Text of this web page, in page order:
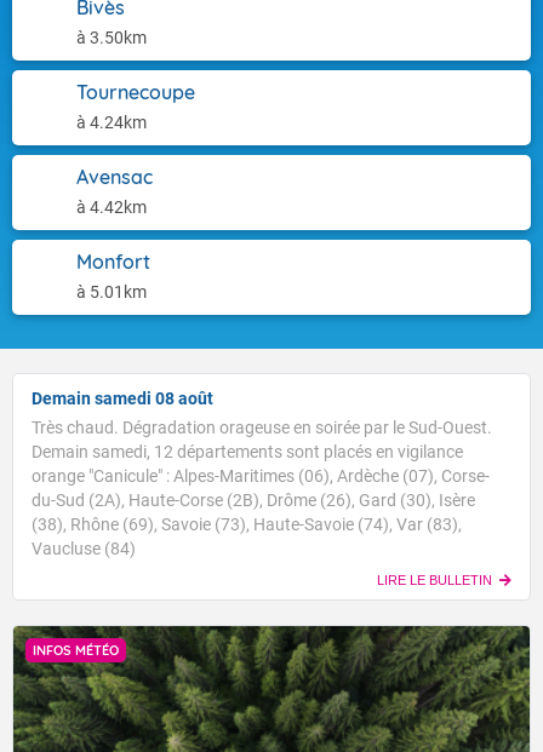
Bivès
à 3.50km
Tournecoupe
à 4.24km
Avensac
à 4.42km
Monfort
à 5.01km
Demain samedi 08 août
Très chaud. Dégradation orageuse en soirée par le Sud-Ouest.
Demain samedi, 12 départements sont placés en vigilance
orange "Canicule" : Alpes-Maritimes (06), Ardèche (07), Corse-
du-Sud (2A), Haute-Corse (2B), Drôme (26), Gard (30), Isère
(38), Rhône (69), Savoie (73), Haute-Savoie (74), Var (83),
Vaucluse (84)
LIRE LE BULLETIN
INFOS MÉTÉO